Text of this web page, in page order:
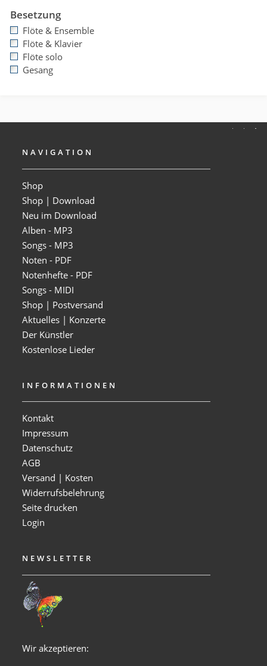
Besetzung
Flöte & Ensemble
Flöte & Klavier
Flöte solo
Gesang
NAVIGATION
Shop
Shop | Download
Neu im Download
Alben - MP3
Songs - MP3
Noten - PDF
Notenhefte - PDF
Songs - MIDI
Shop | Postversand
Aktuelles | Konzerte
Der Künstler
Kostenlose Lieder
INFORMATIONEN
Kontakt
Impressum
Datenschutz
AGB
Versand | Kosten
Widerrufsbelehrung
Seite drucken
Login
NEWSLETTER
Wir akzeptieren: